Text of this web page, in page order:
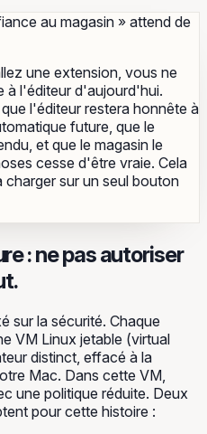
au magasin » attend de
une extension, vous ne
à l'éditeur d'aujourd'hui.
l'éditeur restera honnête à
future, que le
et que le magasin le
cesse d'être vraie. Cela
sur un seul bouton
: ne pas autoriser
sur la sécurité. Chaque
VM Linux jetable (virtual
distinct, effacé à la
Mac. Dans cette VM,
une politique réduite. Deux
pour cette histoire :